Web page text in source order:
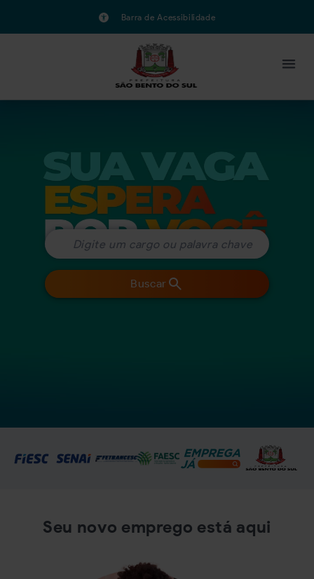
Barra de Acessibilidade
Buscar
Seu novo emprego está aqui